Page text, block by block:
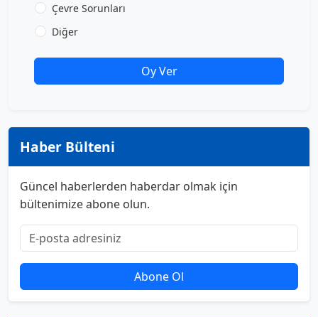
Çevre Sorunları
Diğer
Oy Ver
Haber Bülteni
Güncel haberlerden haberdar olmak için
bültenimize abone olun.
Abone Ol